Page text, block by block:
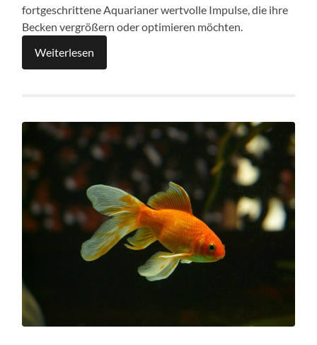
fortgeschrittene Aquarianer wertvolle Impulse, die ihre
Becken vergrößern oder optimieren möchten.
Weiterlesen